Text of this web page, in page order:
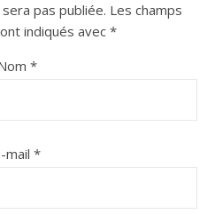
pas publiée. Les champs
indiqués avec *
*
mail *